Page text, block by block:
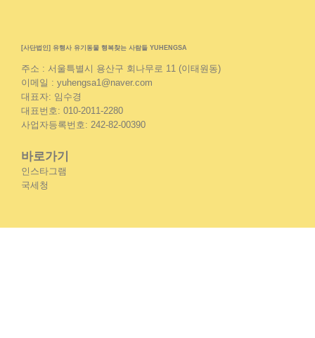
[사단법인] 유행사 유기동물 행복찾는 사람들 YUHENGSA
주소 : 서울특별시 용산구 회나무로 11 (이태원동)
이메일 : yuhengsa1@naver.com
대표자: 임수경
대표번호: 010-2011-2280
사업자등록번호: 242-82-00390
바로가기
인스타그램
국세청